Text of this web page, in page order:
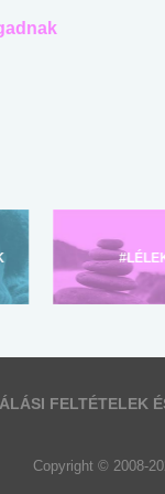
FELTÉTELEK
Copyright © 2008-